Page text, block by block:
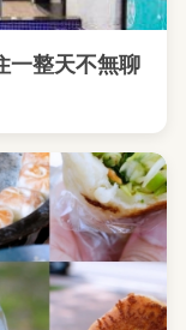
一整天不無聊